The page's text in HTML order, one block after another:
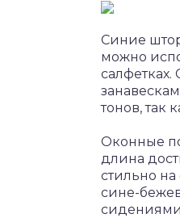
Синие
можно
тонов, так
Оконные
длина
стильно
сине-
сидениями